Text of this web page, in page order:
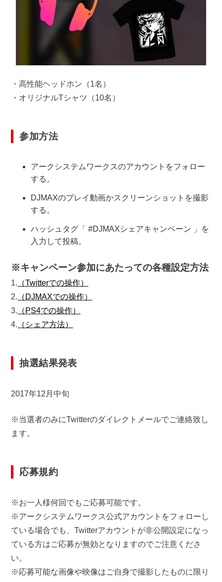
・高性能ヘッドホン（1名）
・オリジナルTシャツ（10名）
参加方法
アークシステムワークスのアカウントをフォロー
する。
DJMAXのプレイ動画かスクリーンショットを撮影
する。
ハッシュタグ「 #DJMAXシェアキャンペーン 」を
入力して投稿。
※キャンペーン参加にあたっての各種設定方法
1. （Twitterでの操作）
2. （DJMAXでの操作）
3. （PS4での操作）
4. （シェア方法）
抽選結果発表
2017年12月中旬
※当選者のみにTwitterのダイレクトメールでご連絡致し
ます。
応募規約
※お一人様何回でもご応募可能です。
※アークシステムワークス公式アカウントをフォローし
ている場合でも、Twitterアカウントが非公開設定になっ
ている方はご応募が無効となりますのでご注意くださ
い。
※応募可能な画像や映像はご自身で撮影したものに限り